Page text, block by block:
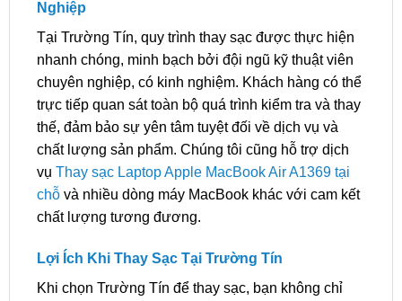
Nghiệp
Tại Trường Tín, quy trình thay sạc được thực hiện
nhanh chóng, minh bạch bởi đội ngũ kỹ thuật viên
chuyên nghiệp, có kinh nghiệm. Khách hàng có thể
trực tiếp quan sát toàn bộ quá trình kiểm tra và thay
thế, đảm bảo sự yên tâm tuyệt đối về dịch vụ và
chất lượng sản phẩm. Chúng tôi cũng hỗ trợ dịch
vụ Thay sạc Laptop Apple MacBook Air A1369 tại
chỗvà nhiều dòng máy MacBook khác với cam kết
chất lượng tương đương.
Lợi Ích Khi Thay Sạc Tại Trường Tín
Khi chọn Trường Tín để thay sạc, bạn không chỉ